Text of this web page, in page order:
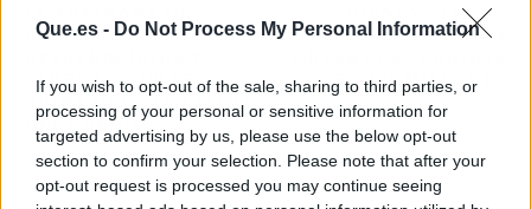
Que.es - Do Not Process My Personal Information
If you wish to opt-out of the sale, sharing to third parties, or
processing of your personal or sensitive information for
targeted advertising by us, please use the below opt-out
section to confirm your selection. Please note that after your
opt-out request is processed you may continue seeing
LETIZIA PARA PASAR
SABER LO QUE SE
OPINA DEL CASO JAIME
DEL BURGO
DISNEY TIRA DE
TAYLOR SWIFT PARA
EN 132 MILLONES